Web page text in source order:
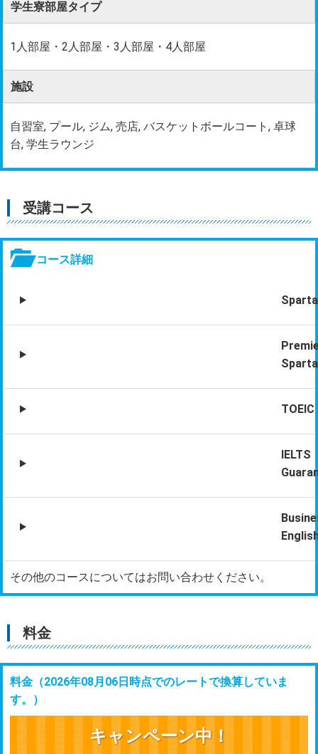
学生寮部屋タイプ
1人部屋・2人部屋・3人部屋・4人部屋
施設
自習室, プール, ジム, 売店, バスケットボールコート, 卓球
台, 学生ラウンジ
受講コース
コース詳細
Sparta
Sparta
TOEIC
IELTS
その他のコースについてはお問い合わせください。
料金
料金（2026年08月06日時点でのレートで換算していま
す。
）
キャンペーン中！